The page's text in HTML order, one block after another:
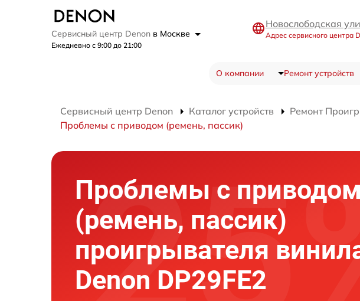
Сервисный центр Denon в Москве
Ежедневно с 9:00 до 21:00
Новослободская
Адрес сервисного центра
О компании Ремонт устройств
Сервисный центр Denon Каталог устройств Ремонт
Проблемы с приводом (ремень, пассик)
Проблемы с приводом
(ремень, пассик)
проигрывателя
Denon DP29FE2